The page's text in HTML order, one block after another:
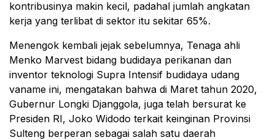
kontribusinya makin kecil, padahal jumlah angkatan
kerja yang terlibat di sektor itu sekitar 65%.
Menengok kembali jejak sebelumnya, Tenaga ahli
Menko Marvest bidang budidaya perikanan dan
inventor teknologi Supra Intensif budidaya udang
vaname ini, mengatakan bahwa di Maret tahun 2020,
Gubernur Longki Djanggola, juga telah bersurat ke
Presiden RI, Joko Widodo terkait keinginan Provinsi
Sulteng berperan sebagai salah satu daerah